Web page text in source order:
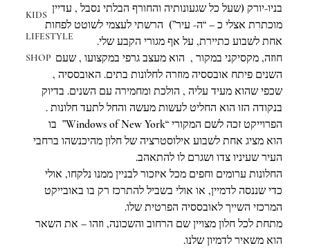
KIDS
LIFESTYLE
SHOP
בניו-יורק (שעל כל שגעונותיה והחורף הבלתי נסבל , עדיין
מוכתרת אצלי כ – “ה- עיר”)  הרשתי לעצמי לשוטט לפחות
אחת לשבוע כתיירת, על אף מגורי הקבע שלי.
חוזה, מקסיקני במקור ,  הוא מעצב גרפי במקצועו , שעם
השנים פיתח אובססיה מוזרה לחלונות בתים. האובססיה ,
שכפי שהוא מעיד עליה , הולכת ומחמירה עם השנים. בדיוק
בנקודה הזו הוא החליט לעשות מעשה והחל לתעד חלונות .
הפרוייקט זכה לשם המקורי “Windows of New York”  בו
הוא מציג אחת לשבוע אילוסטרציה של חלון מהיכנשהו ברחבי
העיר שעיניו צדו ושגרם לו להתאהב.
החלונות ערומים וחפים מכל איזכור לבניין ממנו נלקחו, אולי
כדי שננסה לדמיין, או אולי בשביל להתרכז רק בו באובייקט
המרכזי השייך לאובססיה הפרטית שלו.
מתחת לכל חלון מצויין שם הרחוב והשכונה, וזהו – את השאר
הוא משאיר לדמיון שלנו.